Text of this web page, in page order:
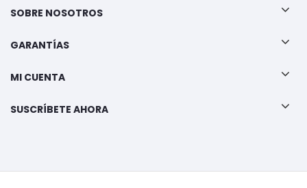
SOBRE NOSOTROS
GARANTÍAS
MI CUENTA
SUSCRÍBETE AHORA